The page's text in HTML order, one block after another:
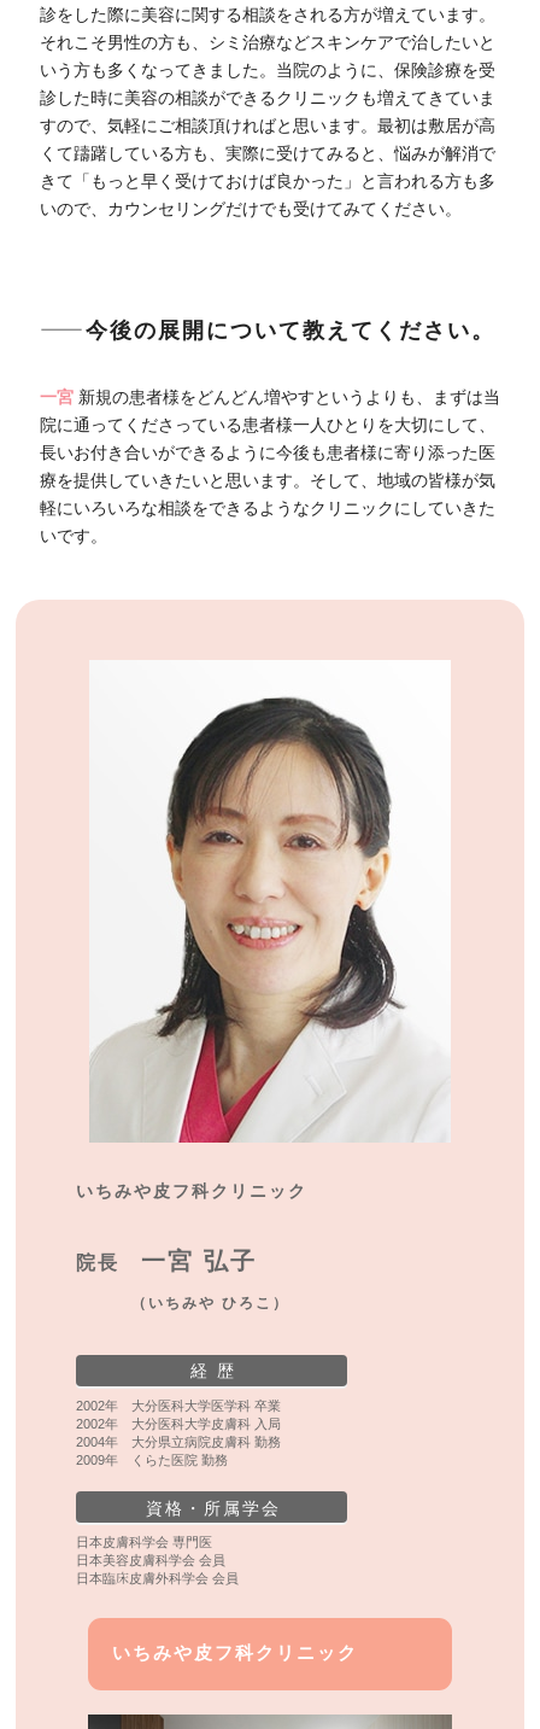
診をした際に美容に関する相談をされる方が増えています。
それこそ男性の方も、シミ治療などスキンケアで治したいと
いう方も多くなってきました。当院のように、保険診療を受
診した時に美容の相談ができるクリニックも増えてきていま
すので、気軽にご相談頂ければと思います。最初は敷居が高
くて躊躇している方も、実際に受けてみると、悩みが解消で
きて「もっと早く受けておけば良かった」と言われる方も多
いので、カウンセリングだけでも受けてみてください。
――今後の展開について教えてください。
一宮 新規の患者様をどんどん増やすというよりも、まずは当
院に通ってくださっている患者様一人ひとりを大切にして、
長いお付き合いができるように今後も患者様に寄り添った医
療を提供していきたいと思います。そして、地域の皆様が気
軽にいろいろな相談をできるようなクリニックにしていきた
いです。
いちみや皮フ科クリニック
院長 一宮 弘子
（いちみや ひろこ）
経 歴
2002年 大分医科大学医学科 卒業
2002年 大分医科大学皮膚科 入局
2004年 大分県立病院皮膚科 勤務
2009年 くらた医院 勤務
資格・所属学会
日本皮膚科学会 専門医
日本美容皮膚科学会 会員
日本臨床皮膚外科学会 会員
いちみや皮フ科クリニック